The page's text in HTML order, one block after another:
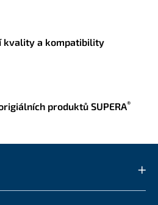
kvality a kompatibility
produktů SUPERA®